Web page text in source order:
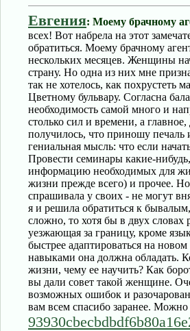
Евгения: Моему брачному
всех! Вот набрела на этот
обратиться. Моему брачному
нескольких месяцев. Женщины
страну. Но одна из них мне
так не хотелось, как
Цветному бульвару. Согласна
необходимость самой много и
столько сил и времени, а
получилось, что приношу печаль
гениальная мысль: что если
Провести семинары какие-
информацию необходимых для
жизни прежде всего) и прочее.
спрашивала у своих - не могут
я и решила обратиться к
сложно, то хотя бы в двух
уезжающая за границу, кроме
быстрее адаптироваться на
навыками она должна обладать.
жизни, чему ее научить? Как
вы дали совет такой женщине.
возможных ошибок и
вам всем спасибо заранее. Можно